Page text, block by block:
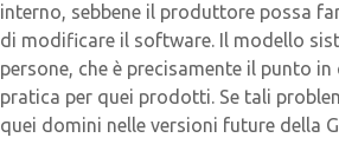
interno, sebbene il produttore possa
di modificare il software. Il modello
persone, che è precisamente il punto
pratica per quei prodotti. Se tali
quei domini nelle versioni future della